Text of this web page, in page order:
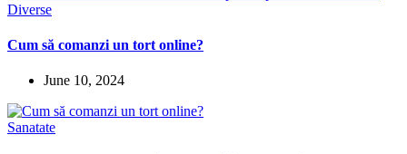
Diverse
Cum să comanzi un tort online?
June 10, 2024
Sanatate